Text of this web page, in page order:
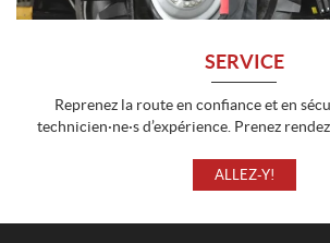
SERVICE
Reprenez la route en confiance et en
technicien·ne·s d’expérience. Prenez
ALLEZ-Y!